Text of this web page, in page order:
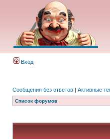
Вход
Сообщения без ответов | Активные
Список форумов